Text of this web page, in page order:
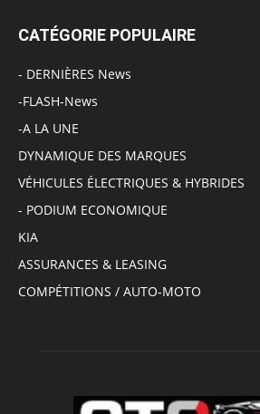
CATÉGORIE POPULAIRE
- DERNIÈRES News
-FLASH-News
-A LA UNE
DYNAMIQUE DES MARQUES
VÉHICULES ÉLECTRIQUES & HYBRIDES
- PODIUM ECONOMIQUE
KIA
ASSURANCES & LEASING
COMPÉTITIONS / AUTO-MOTO